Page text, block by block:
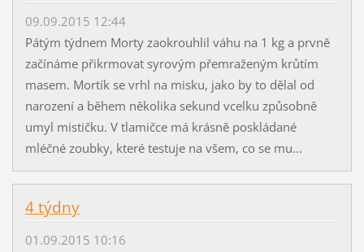
09.09.2015 12:44
Pátým týdnem Morty zaokrouhlil váhu na 1 kg a prvně
začínáme přikrmovat syrovým přemraženým krůtím
masem. Mortík se vrhl na misku, jako by to dělal od
narození a během několika sekund vcelku způsobně
umyl mističku. V tlamičce má krásně poskládané
mléčné zoubky, které testuje na všem, co se mu...
4 týdny
01.09.2015 10:16